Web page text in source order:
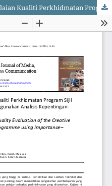
Jangkaan vs Pengalaman: Penilaian Kualiti Perkhidmatan Program Sijil Multimedia Kreatif Pengiklanan Menggunakan Analisis Kepentingan-Prestasi (IPA)